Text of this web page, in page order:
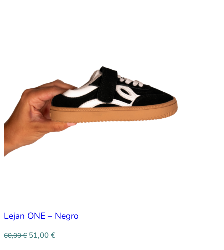
Lejan ONE – Negro
60,00€ 51,00 €